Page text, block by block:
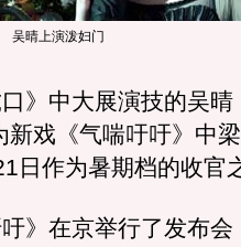
吴晴上演泼妇门
中大展演技的吴晴
新戏《气喘吁吁》中
日作为暑期档的收官
在京举行了发布会